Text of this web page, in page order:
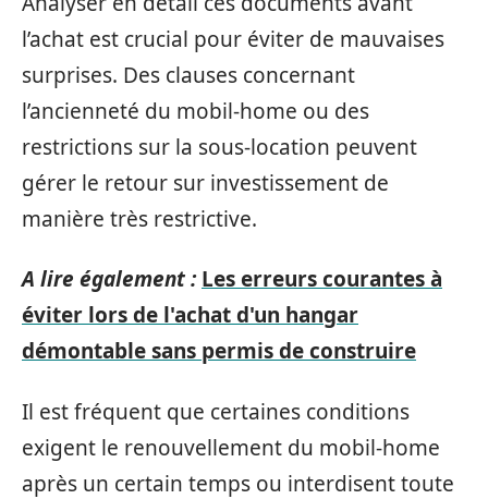
l’achat est crucial pour éviter de mauvaises
surprises. Des clauses concernant
l’ancienneté du mobil-home ou des
restrictions sur la sous-location peuvent
gérer le retour sur investissement de
manière très restrictive.
A lire également : Les erreurs courantes à
éviter lors de l'achat d'un hangar
démontable sans permis de construire
Il est fréquent que certaines conditions
exigent le renouvellement du mobil-home
après un certain temps ou interdisent toute